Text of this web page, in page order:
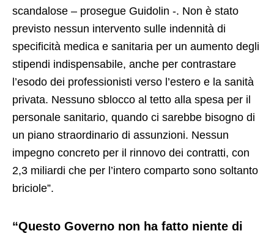
scandalose – prosegue Guidolin -. Non è stato
previsto nessun intervento sulle indennità di
specificità medica e sanitaria per un aumento degli
stipendi indispensabile, anche per contrastare
l’esodo dei professionisti verso l’estero e la sanità
privata. Nessuno sblocco al tetto alla spesa per il
personale sanitario, quando ci sarebbe bisogno di
un piano straordinario di assunzioni. Nessun
impegno concreto per il rinnovo dei contratti, con
2,3 miliardi che per l’intero comparto sono soltanto
briciole”.
“Questo Governo non ha fatto niente di